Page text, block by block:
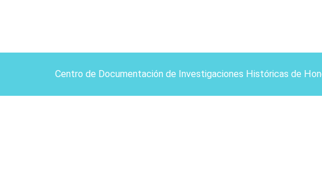
Centro de Documentación de Investigaciones Históricas de